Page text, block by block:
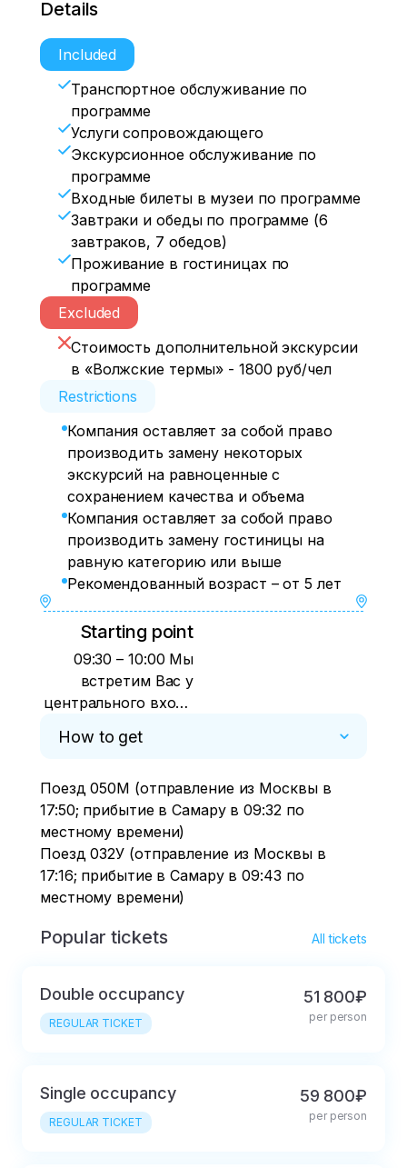
Details
Included
Транспортное обслуживание по
программе
Услуги сопровождающего
Экскурсионное обслуживание по
программе
Входные билеты в музеи по программе
Завтраки и обеды по программе (6
завтраков, 7 обедов)
Проживание в гостиницах по
программе
Excluded
Стоимость дополнительной экскурсии
в «Волжские термы» - 1800 руб/чел
Restrictions
Компания оставляет за собой право
производить замену некоторых
экскурсий на равноценные с
сохранением качества и объема
Компания оставляет за собой право
производить замену гостиницы на
равную категорию или выше
Рекомендованный возраст – от 5 лет
Starting point
09:30 – 10:00 Мы
встретим Вас у
центрального входа
Самары со стороны
ждать с табличкой
«От Самары до
Казани»)
How to get
Поезд 050М (отправление из Москвы в
17:50; прибытие в Самару в 09:32 по
местному времени)
Поезд 032У (отправление из Москвы в
17:16; прибытие в Самару в 09:43 по
местному времени)
Popular tickets All tickets
Double occupancy
REGULAR TICKET
51 800₽
per person
Single occupancy
REGULAR TICKET
59 800₽
per person